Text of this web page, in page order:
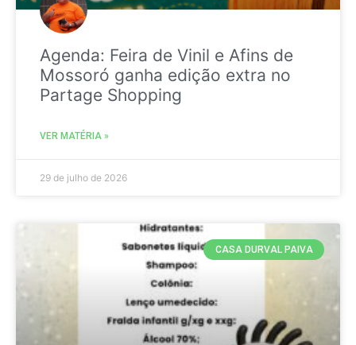
Agenda: Feira de Vinil e Afins de
Mossoró ganha edição extra no
Partage Shopping
VER MATÉRIA »
29 de julho de 2026
CASA DURVAL PAIVA